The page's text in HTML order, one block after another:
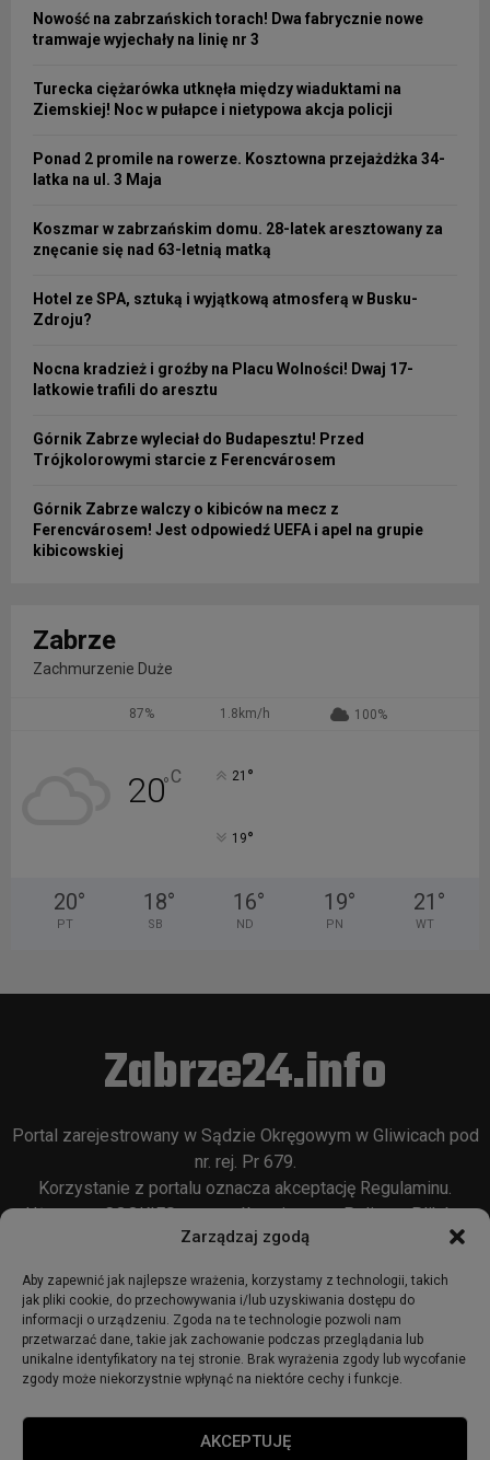
Zarządzaj zgodą
Aby zapewnić jak najlepsze wrażenia, korzystamy z technologii, takich
jak pliki cookie, do przechowywania i/lub uzyskiwania dostępu do
informacji o urządzeniu. Zgoda na te technologie pozwoli nam
przetwarzać dane, takie jak zachowanie podczas przeglądania lub
unikalne identyfikatory na tej stronie. Brak wyrażenia zgody lub wycofanie
zgody może niekorzystnie wpłynąć na niektóre cechy i funkcje.
AKCEPTUJĘ
Nowość na zabrzańskich torach! Dwa fabrycznie nowe
tramwaje wyjechały na linię nr 3
Turecka ciężarówka utknęła między wiaduktami na
Ziemskiej! Noc w pułapce i nietypowa akcja policji
Ponad 2 promile na rowerze. Kosztowna przejażdżka 34-
latka na ul. 3 Maja
Koszmar w zabrzańskim domu. 28-latek aresztowany za
znęcanie się nad 63-letnią matką
Hotel ze SPA, sztuką i wyjątkową atmosferą w Busku-
Zdroju?
Nocna kradzież i groźby na Placu Wolności! Dwaj 17-
latkowie trafili do aresztu
Górnik Zabrze wyleciał do Budapesztu! Przed
Trójkolorowymi starcie z Ferencvárosem
Górnik Zabrze walczy o kibiców na mecz z
Ferencvárosem! Jest odpowiedź UEFA i apel na grupie
kibicowskiej
Zabrze
Zachmurzenie Duże
87% 1.8km/h 100%
20°C 21 °
19°
20°
PT
18°
SB
16°
ND
19°
PN
21 °
WT
Zabrze24.info
Portal zarejestrowany w Sądzie Okręgowym w Gliwicach pod
nr. rej. Pr 679.
Korzystanie z portalu oznacza akceptację Regulaminu.
Używamy COOKIES w sposób opisany wPolityce Plików
Cookie
© 2018 - zabrze24.info.